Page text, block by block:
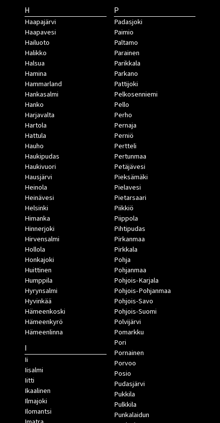
H
Haapajärvi
Haapavesi
Hailuoto
Halikko
Halsua
Hamina
Hammarland
Hankasalmi
Hanko
Harjavalta
Hartola
Hattula
Hauho
Haukipudas
Haukivuori
Hausjärvi
Heinola
Heinävesi
Helsinki
Himanka
Hinnerjoki
Hirvensalmi
Hollola
Honkajoki
Huittinen
Humppila
Hyrynsalmi
Hyvinkää
Hämeenkoski
Hämeenkyrö
Hämeenlinna
I
Ii
Iisalmi
Iitti
Ikaalinen
Ilmajoki
Ilomantsi
P
Padasjoki
Paimio
Paltamo
Parainen
Parikkala
Parkano
Pattijoki
Pelkosenniemi
Pello
Perho
Pernaja
Perniö
Pertteli
Pertunmaa
Petäjävesi
Pieksämäki
Pielavesi
Pietarsaari
Piikkiö
Piippola
Pihtipudas
Pirkanmaa
Pirkkala
Pohja
Pohjanmaa
Pohjois-Karjala
Pohjois-Pohjanmaa
Pohjois-Savo
Pohjois-Suomi
Polvijärvi
Pomarkku
Pori
Pornainen
Porvoo
Posio
Pudasjärvi
Pukkila
Pulkkila
Punkalaidun